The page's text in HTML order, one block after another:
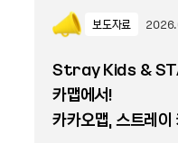
보도자료
Stray Kids &
카맵에서!
카카오맵, 스트레이